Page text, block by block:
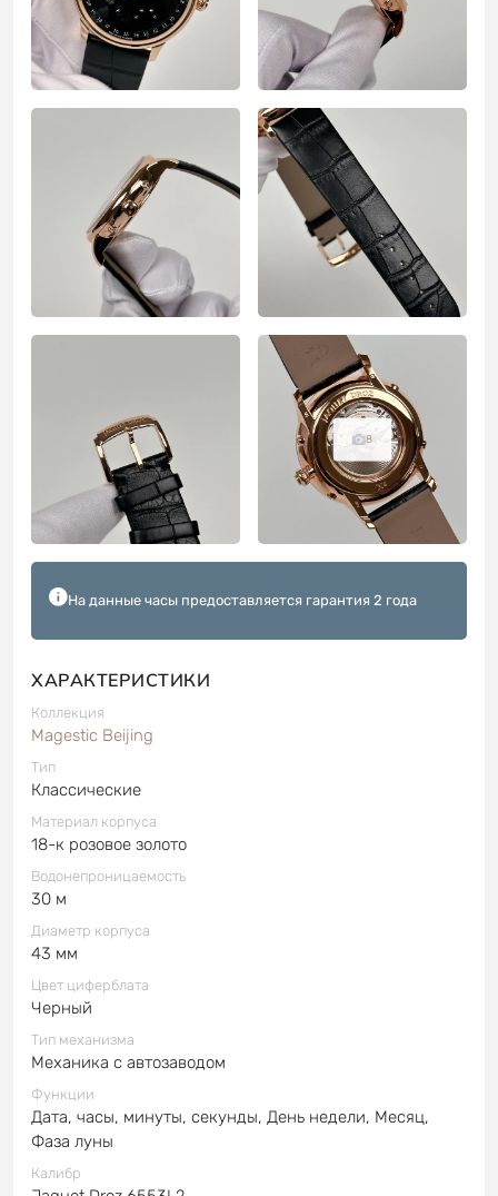
8
На данные часы предоставляется гарантия 2 года
ХАРАКТЕРИСТИКИ
Коллекция
Magestic Beijing
Тип
Классические
Материал корпуса
18-к розовое золото
Водонепроницаемость
30 м
Диаметр корпуса
43 мм
Цвет циферблата
Черный
Тип механизма
Механика с автозаводом
Функции
Дата, часы, минуты, секунды, День недели, Месяц,
Фаза луны
Калибр